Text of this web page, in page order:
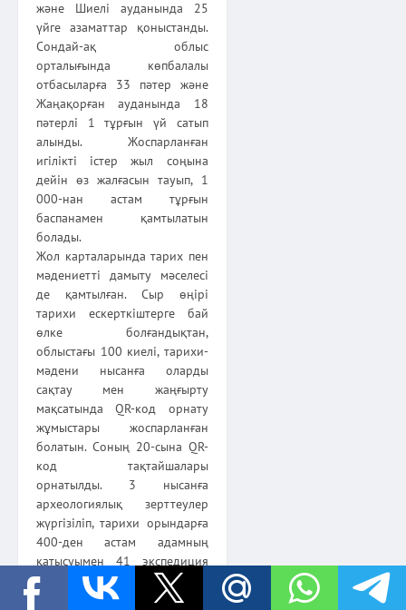
және Шиелі ауданында 25
үйге азаматтар қоныстанды.
Сондай-ақ облыс
орталығында көпбалалы
отбасыларға 33 пәтер және
Жаңақорған ауданында 18
пәтерлі 1 тұрғын үй сатып
алынды. Жоспарланған
игілікті істер жыл соңына
дейін өз жалғасын тауып, 1
000-нан астам тұрғын
баспанамен қамтылатын
болады.
Жол карталарында тарих пен
мәдениетті дамыту мәселесі
де қамтылған. Сыр өңірі
тарихи ескерткіштерге бай
өлке болғандықтан,
облыстағы 100 киелі, тарихи-
мәдени нысанға оларды
сақтау мен жаң­ғырту
мақсатында QR-код орнату
жұмыстары жоспарланған
болатын. Соның 20-сына QR-
код тақтай­шалары
орнатылды. 3 нысанға
археологиялық зерттеулер
жүргізіліп, тарихи орындарға
400-ден астам адамның
қатысуымен 41 экс­педиция
ұйымдастырылды. Тарихи-
мәдени мұраларымызды